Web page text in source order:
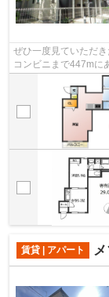
ぜひ一度見ていただ
コンビニまで447mに
勤やお出かけに便利
賃貸 | アパート